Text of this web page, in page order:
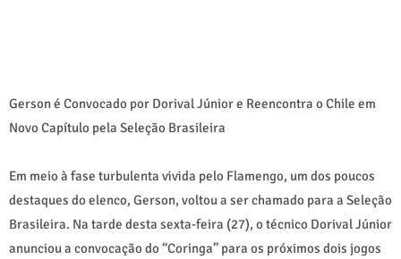
Gerson é Convocado por Dorival Júnior e Reencontra o Chile em
Novo Capítulo pela Seleção Brasileira
Em meio à fase turbulenta vivida pelo Flamengo, um dos poucos
destaques do elenco, Gerson, voltou a ser chamado para a Seleção
Brasileira. Na tarde desta sexta-feira (27), o técnico Dorival Júnior
anunciou a convocação do “Coringa” para os próximos dois jogos